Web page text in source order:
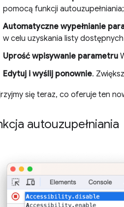
pomocą funkcji autouzupełniania;
Automatyczne wypełnianie
w celu uzyskania listy
Uprość wpisywanie parametru
Edytuj i wyślij ponownie.
się teraz, co oferuje ten
autouzupełniania